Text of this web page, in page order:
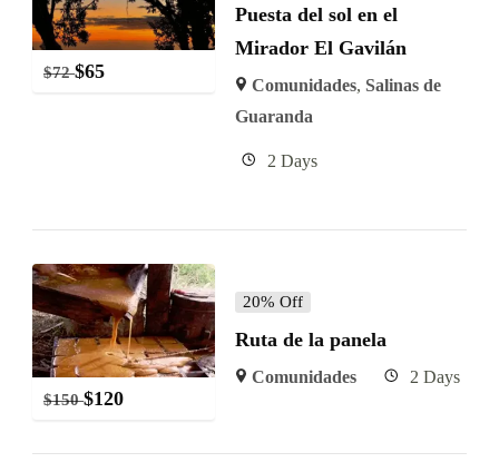
$72 $65
Puesta del sol en el
Mirador El Gavilán
Comunidades, Salinas de
Guaranda
2 Days
$150 $120
20% Off
Ruta de la panela
Comunidades 2 Days